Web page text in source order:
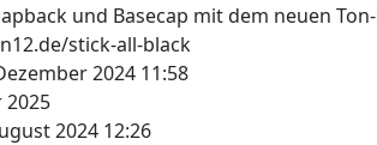
und Basecap mit dem neuen
stick-all-black
2024 11:58
2024 12:26